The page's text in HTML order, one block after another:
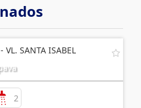
VL. SANTA ISABEL
2